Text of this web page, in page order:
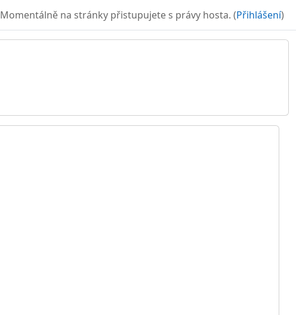
Momentálně na stránky přistupujete s právy hosta. (Přihlášení)